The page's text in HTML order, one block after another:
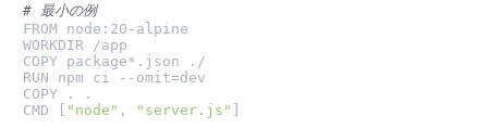
# 最小の例
FROM node:20-alpine
WORKDIR /app
COPY package*.json ./
RUN npm ci --omit=dev
COPY . .
CMD [
"node" , "server.js"